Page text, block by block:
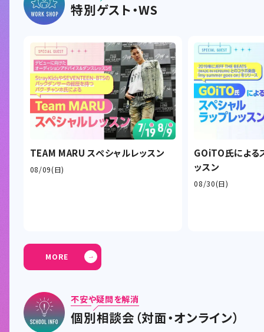
特別ゲスト・WS
TEAM MARU スペシャルレッスン
08/09(日)
GOiTO氏による
ッスン
08/30(日)
MORE
不安や疑問を解消
個別相談会（対面・オンライン）